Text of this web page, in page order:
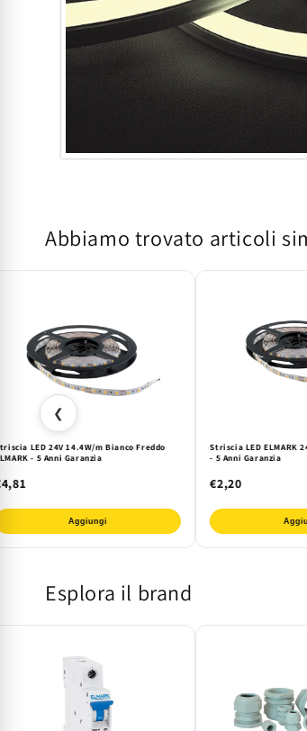
finestra
modale
Abbiamo trovato articoli
❮
LED 24V 14.4W/m Bianco Freddo
- 5 Anni Garanzia
Aggiungi
Striscia LED ELMARK
- 5 Anni Garanzia
€2,20
Esplora il brand